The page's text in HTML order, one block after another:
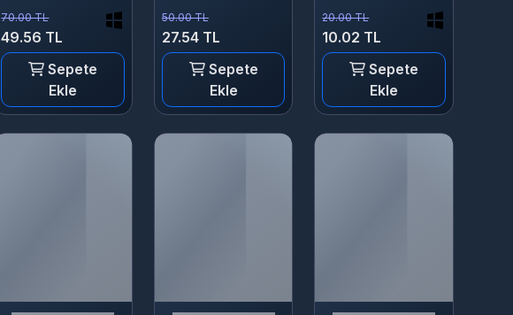
70.00 TL
49.56 TL
Sepete
Ekle
50.00 TL
27.54 TL
Sepete
Ekle
20.00 TL
10.02 TL
Sepete
Ekle